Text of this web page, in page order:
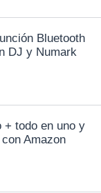
Bluetooth
DJ y Numark
+ todo en uno y
Amazon